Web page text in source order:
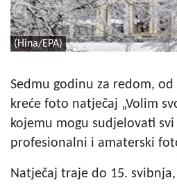
(Hina/EPA)
Sedmu godinu za redom,
kreće foto natječaj „Volim
kojemu mogu sudjelovati
profesionalni i amaterski
Natječaj traje do 15.